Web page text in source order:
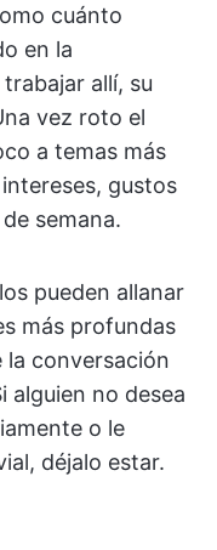
cuánto
en la
allí, su
vez roto el
a temas más
gustos
semana.
pueden allanar
más profundas
la conversación
alguien no desea
o le
déjalo estar.